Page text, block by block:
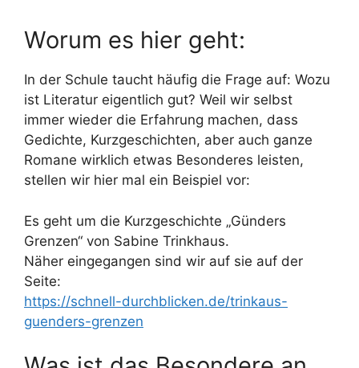
Worum es hier geht:
In der Schule taucht häufig die Frage auf: Wozu
ist Literatur eigentlich gut? Weil wir selbst
immer wieder die Erfahrung machen, dass
Gedichte, Kurzgeschichten, aber auch ganze
Romane wirklich etwas Besonderes leisten,
stellen wir hier mal ein Beispiel vor:
Es geht um die Kurzgeschichte „Günders
Grenzen“ von Sabine Trinkhaus.
Näher eingegangen sind wir auf sie auf der
Seite:
https://schnell-durchblicken.de/trinkaus-
guenders-grenzen